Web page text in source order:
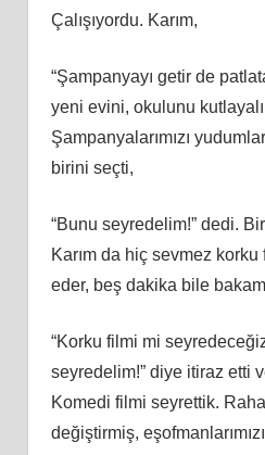
Çalışıyordu. Karım,
“Şampanyayı getir de
yeni evini, okulunu
Şampanyalarımızı
birini seçti,
“Bunu seyredelim!” dedi.
Karım da hiç sevmez
eder, beş dakika bile
“Korku filmi mi
seyredelim!” diye itiraz etti
Komedi filmi seyrettik.
değiştirmiş,